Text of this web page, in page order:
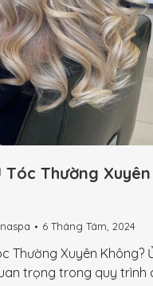
Tóc Thường Xuyên
6 Tháng Tám, 2024
Thường Xuyên Không?
trọng trong quy trình